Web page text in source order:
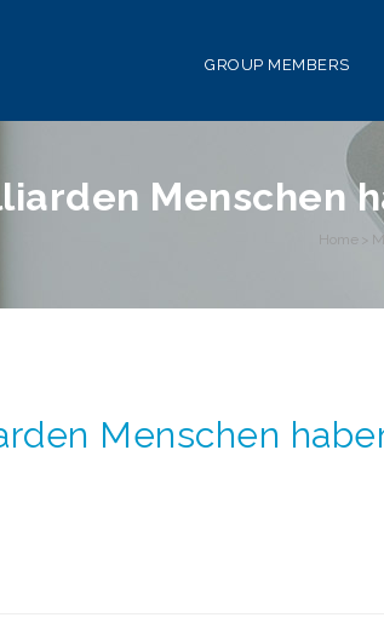
GROUP MEMBERS
Menschen
Home
Menschen